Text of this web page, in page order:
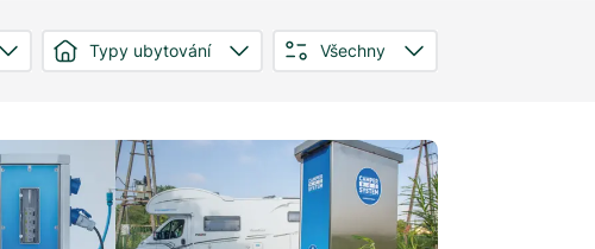
Typy ubytování Všechny